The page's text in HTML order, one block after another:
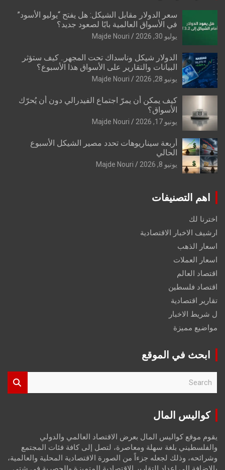
سعر الدولار مقابل الشيكل: هل يفتح “يوليو الأسود”
في الأسواق العالمية بابًا لصعود جديد؟
يوليو 30, 2026 Majde Nouri
الدولار شيكل وناسداك تحت المجهر.. كيف ستؤثر
البيانات والتقارير على الأسواق هذا الأسبوع؟
يونيو 28, 2026 Majde Nouri
كيف يمكن أن يمرّ اجتماع الفيدرالي دون أن يُحرّك
الأسواق؟
يونيو 17, 2026 Majde Nouri
أربعة سيناريوهات تحدد مصير الشيكل الأسبوع
الحالي
يونيو 8, 2026 Majde Nouri
اهم التصنيفات
اخترنا لك
ارشيف الاخبار الاقتصادية
اسعار الذهب
اسعار العملات
اقتصاد العالم
اقتصاد فلسطين
تقارير اقتصادية
ل شريط الاخبار
مواضيع مميزة
ابحث في الموقع
r
كواليس المال
يقوم موقع كواليس المال بعرض الاقتصاد العالمي والدولي
والفلسطيني بلغة سهلة ومعاصرة، لتصل إلى كافة فئات المجتمع
وشرائحه، وذلك لجعله جزءاً من الصورة الاقتصادية المحلية والعالمية،